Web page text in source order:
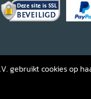
Verloren
gebruikt cookies op